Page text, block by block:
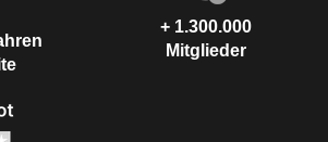
+ 1.300.000
Mitglieder